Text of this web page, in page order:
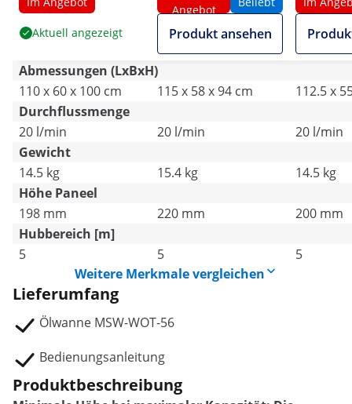
Aktuell angezeigt
Angebot
Produkt ansehen
Abmessungen (LxBxH)
110 x 60 x 100 cm
115 x 58 x 94 cm
112.5 x
Durchflussmenge
20 l/min
20 l/min
20 l/min
Gewicht
14.5 kg
15.4 kg
14.5 kg
Höhe Paneel
198 mm
220 mm
200 mm
Hubbereich [m]
5
5
5
Weitere Merkmale vergleichen
Lieferumfang
Ölwanne MSW-WOT-56
Bedienungsanleitung
Produktbeschreibung